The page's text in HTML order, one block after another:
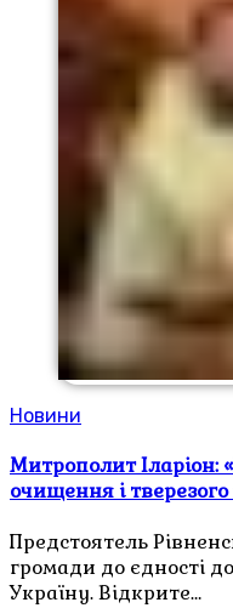
Новини
Митрополит Іларіон:
очищення і
Предстоятель
громади до єдності
Україну. Відкрите…